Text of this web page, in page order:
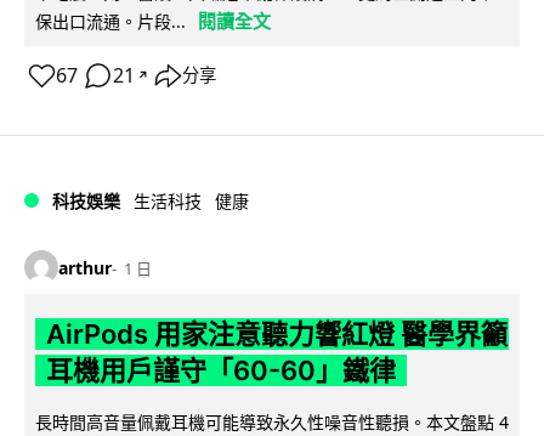
保出口流通。片段...
閱讀全文
67 21 ↗ 分享
科技娛樂 生活科技 健康
arthur 1 日
AirPods 用家注意聽力響紅燈 醫學界籲
耳機用戶謹守「60-60」鐵律
長時間高音量佩戴耳機可能導致永久性噪音性聽損。本文盤點 4